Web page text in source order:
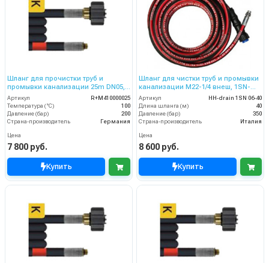
Шланг для прочистки труб и
промывки канализации 25m DN05,
200bar
Артикул
R+M410000025
Температура (°C)
100
Давление (бар)
200
Страна-производитель
Германия
Цена
7 800 руб.
Купить
Шланг для чистки труб и промывки
канализации M22-1/4 внеш, 1SN-
06,40 м
Артикул
HH-drain 1SN 06-40
Длина шланга (м)
40
Давление (бар)
350
Страна-производитель
Италия
Цена
8 600 руб.
Купить